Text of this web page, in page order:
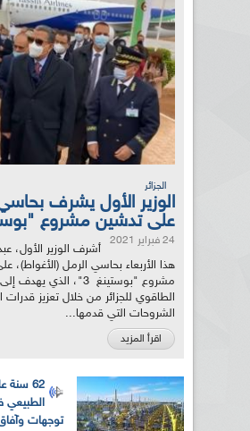
الجزائر
الوزير الأول يشرف
على تدشين مشروع
24 فبراير 2021
أشرف الوزير الأول،
هذا الأربعاء بحاسي الرمل (الأغواط)،
مشروع "بوستينغ 3"، الذي
الطاقوي للجزائر من خلال تعزيز
الشروحات التي قدمها...
اقرأ المزيد
62
توجهات